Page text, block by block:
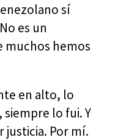
sí
es un
muchos hemos
en alto, lo
lo fui. Y
justicia. Por mí.